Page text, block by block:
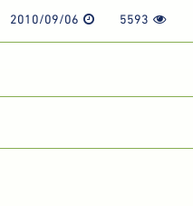
5593
2010/09/06